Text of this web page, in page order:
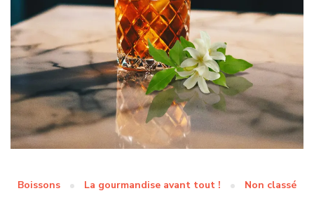
Boissons La gourmandise avant tout ! Non classé